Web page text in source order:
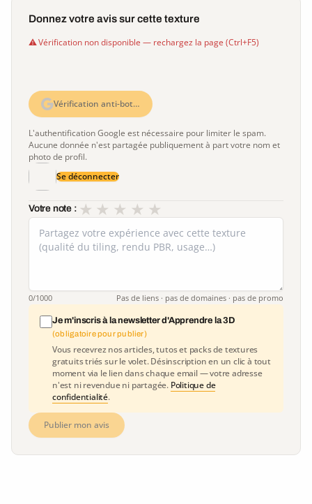
Donnez votre avis sur cette texture
Vérification non disponible — rechargez la page (Ctrl+F5)
Vérification anti-bot…
L'authentification Google est nécessaire pour limiter le spam.
Aucune donnée n'est partagée publiquement à part votre nom et
photo de profil.
Se déconnecter
Votre note : ★
★
★
★
★
0/1000 Pas de liens · pas de domaines · pas de promo
Je m'inscris à la newsletter d'Apprendre la 3D
(obligatoire pour publier)
Vous recevrez nos articles, tutos et packs de textures
gratuits triés sur le volet. Désinscription en un clic à tout
moment via le lien dans chaque email — votre adresse
n'est ni revendue ni partagée. Politique de
confidentialité.
Publier mon avis